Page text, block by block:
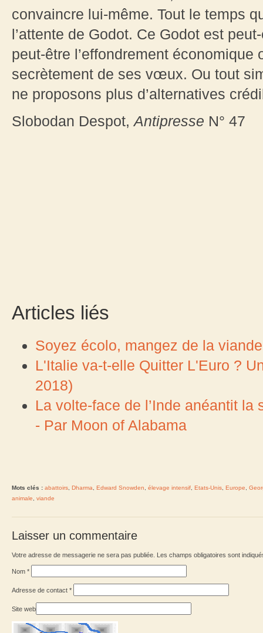
convaincre lui-même. Tout le temps
l’attente de Godot. Ce Godot est
peut-être l’effondrement économique
secrètement de ses vœux. Ou tout
ne proposons plus d’alternatives
Slobodan Despot,Antipresse N° 47
Articles liés
Soyez écolo, mangez de la
L'Italie va-t-elle Quitter L'Euro ?
2018)
La volte-face de l’Inde anéantit
- Par Moon of Alabama
Mots clés : abattoirs, Dharma, Edward Snowden, élevage intensif, Etats-Unis, Europe,
animale, viande
Laisser un commentaire
Votre adresse de messagerie ne sera pas publiée. Les champs obligatoires sont
Nom *
Adresse de contact *
Site web